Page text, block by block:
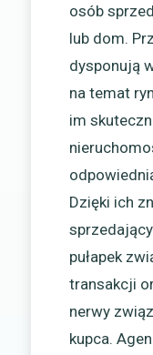
osób
lub dom.
dysponują
na temat
im
Dzięki ich
pułapek
transakcji
nerwy
kupca.